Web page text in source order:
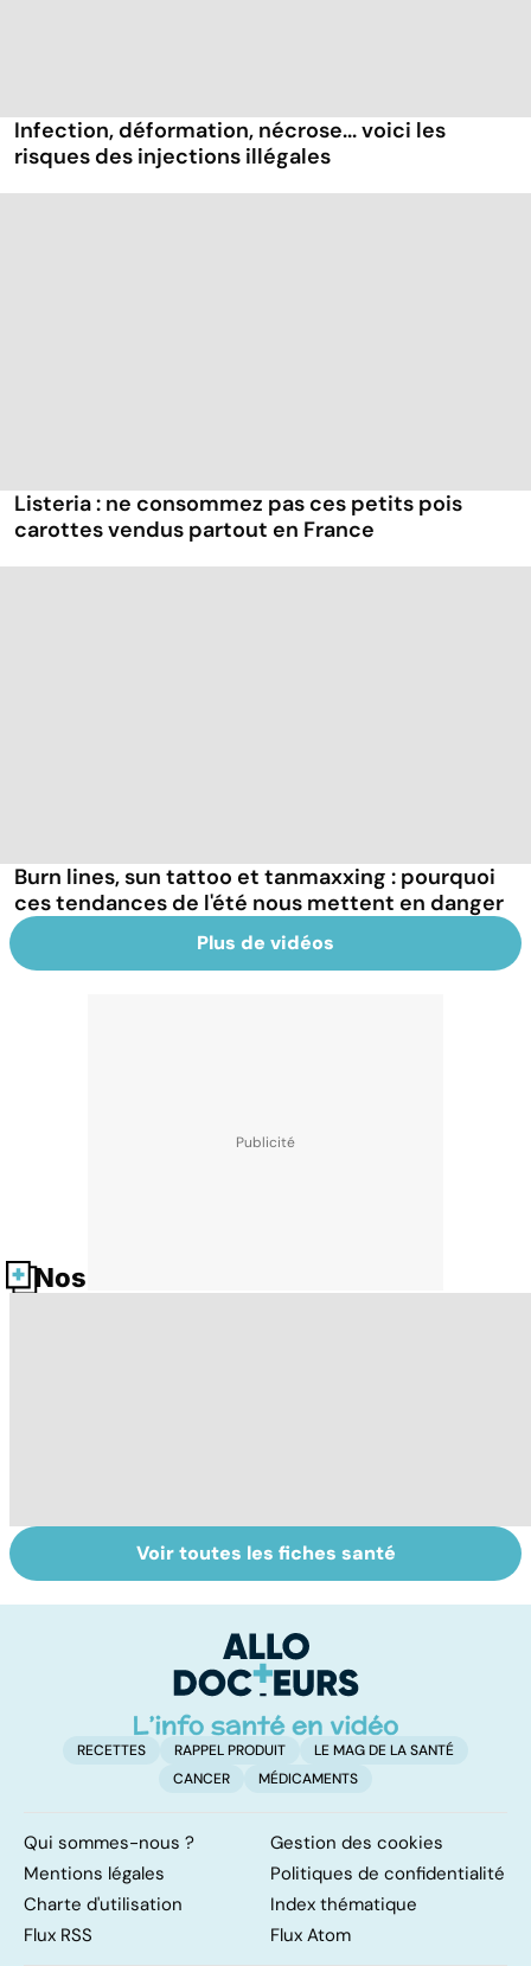
Infection, déformation, nécrose... voici les
risques des injections illégales
Listeria : ne consommez pas ces petits pois
carottes vendus partout en France
Burn lines, sun tattoo et tanmaxxing : pourquoi
ces tendances de l'été nous mettent en danger
Plus de vidéos
Nos fiches santé
Tout savoir sur
les infections
Inflammation des
amygdales : que
d'angine ?
Voir toutes les fiches santé
RECETTES RAPPEL PRODUIT
LE MAG DE LA SANTÉ
CANCER
MÉDICAMENTS
Qui sommes-nous ?
Gestion des cookies
Mentions légales
Politiques de confidentialité
Charte d'utilisation
Index thématique
Flux RSS
Flux Atom